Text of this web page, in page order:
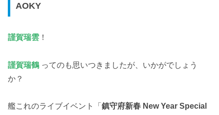
AOKY
謹賀瑞雲 ！
謹賀瑞鶴 ってのも思いつきましたが、いかがでしょう
か？
艦これのライブイベント「 鎮守府新春 New Year Special